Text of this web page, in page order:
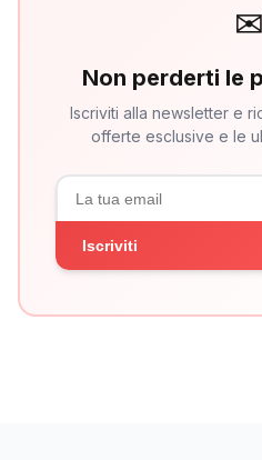
✉
Non perderti le
Iscriviti alla newsletter e
offerte esclusive e le
Iscriviti